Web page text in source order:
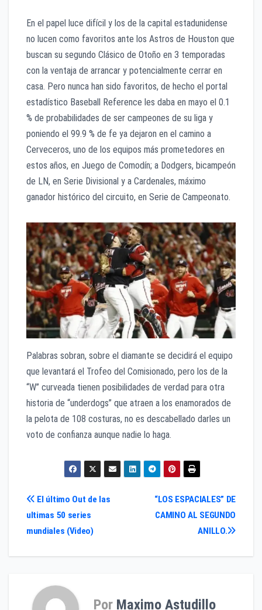
En el papel luce difícil y los de la capital estadunidense
no lucen como favoritos ante los Astros de Houston que
buscan su segundo Clásico de Otoño en 3 temporadas
con la ventaja de arrancar y potencialmente cerrar en
casa. Pero nunca han sido favoritos, de hecho el portal
estadístico Baseball Reference les daba en mayo el 0.1
% de probabilidades de ser campeones de su liga y
poniendo el 99.9 % de fe ya dejaron en el camino a
Cerveceros, uno de los equipos más prometedores en
estos años, en Juego de Comodín; a Dodgers, bicampeón
de LN, en Serie Divisional y a Cardenales, máximo
ganador histórico del circuito, en Serie de Campeonato.
Palabras sobran, sobre el diamante se decidirá el equipo
que levantará el Trofeo del Comisionado, pero los de la
“W” curveada tienen posibilidades de verdad para otra
historia de “underdogs” que atraen a los enamorados de
la pelota de 108 costuras, no es descabellado darles un
voto de confianza aunque nadie lo haga.
Navegación
de
entradas
“LOS ESPACIALES” DE
CAMINO AL SEGUNDO
ANILLO.
El último Out de las
ultimas 50 series
mundiales (Video)
Por Maximo Astudillo